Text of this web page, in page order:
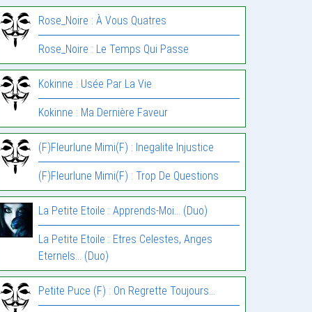
Rose_Noire : À Vous Quatres
Rose_Noire : Le Temps Qui Passe
Kokinne : Usée Par La Vie
Kokinne : Ma Dernière Faveur
(F)Fleurlune Mimi(F) : Inegalite Injustice
(F)Fleurlune Mimi(F) : Trop De Questions
La Petite Etoile : Apprends-Moi… (Duo)
La Petite Etoile : Etres Celestes, Anges
Eternels… (Duo)
Petite Puce (F) : On Regrette Toujours…